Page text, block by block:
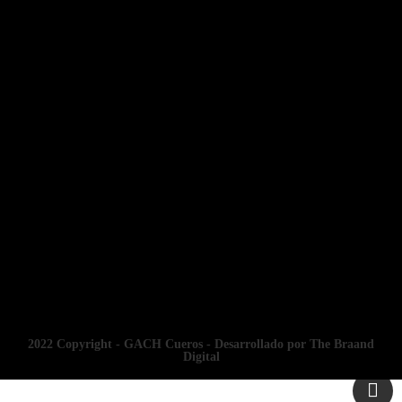
2022 Copyright - GACH Cueros - Desarrollado por The Braand
Digital